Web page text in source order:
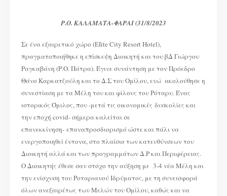
Ρ.Ο. ΚΑΛΑΜΑΤΑ-ΦΑΡΑΙ (31/8/2023
Σε ένα εξαιρετικό χώρο (EIite City Resort Hotel),
πραγματοποιήθηκε η επίσκεψη Διοικητή και του βΔ Γιώργου
Ραγκαβάνη (Ρ.Ο. Πάτρα). Έγινε συνάντηση με τον Πρόεδρο
Θάνο Καρκατζούλη και το Δ.Σ του Ομίλου, ενώ ακολούθησε η
συνεστίαση με τα Μέλη του και φίλους του Ρόταρυ. Ένας
ιστορικός Όμιλος, που -μετά τις οικονομικές δυσκολίες και
την εποχή covid- σήμερα καλείται σε
επανεκκίνηση- επαναπροσδιορισμό ώστε και πάλι να
ενεργοποιηθεί έντονα, στο πλαίσιο των κατευθύνσεων του
Διοικητή αλλά και των προγραμμάτων Δ.Ρ και Περιφέρειας.
Ο Διοικητής έθεσε σαν στόχο την αύξηση με 3-4 νέα Μέλη και
την ενίσχυση του Ροταριανού Ιδρύματος, με τη συνεισφορά
όλων ανεξαιρέτως των Μελών του Ομίλου, καθώς και να